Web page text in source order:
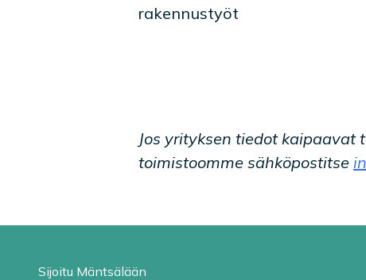
rakennustyöt
Jos yrityksen tiedot
toimistoomme sähköpostitse
Sijoitu Mäntsälään